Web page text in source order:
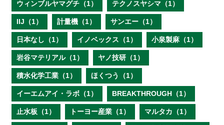
ウィンブルヤマグチ（1） テクノスヤシマ（1）
IIJ（1） 計量機（1） サンエー（1）
日本なし（1） イノベックス（1） 小泉製麻（1）
岩谷マテリアル（1） ヤノ技研（1）
積水化学工業（1） ほくつう（1）
イーエムアイ・ラボ（1） BREAKTHROUGH（1）
止水板（1） トーヨー産業（1） マルタカ（1）